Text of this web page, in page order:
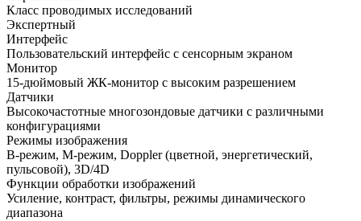
Класс проводимых исследований
Экспертный
Интерфейс
Пользовательский интерфейс с сенсорным экраном
Монитор
15-дюймовый ЖК-монитор с высоким разрешением
Датчики
Высокочастотные многозондовые датчики с различными
конфигурациями
Режимы изображения
B-режим, M-режим, Doppler (цветной, энергетический,
пульсовой), 3D/4D
Функции обработки изображений
Усиление, контраст, фильтры, режимы динамического
диапазона